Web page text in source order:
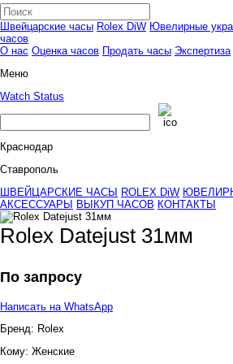
Швейцарские часы Rolex DiW Ювелирные
часов
О нас Оценка часов Продать часы Экспертиза
Меню
Watch Status
Краснодар
Ставрополь
ШВЕЙЦАРСКИЕ ЧАСЫ
ROLEX DiW
АКСЕССУАРЫ
ВЫКУП ЧАСОВ КОНТАКТЫ
Rolex Datejust 31мм
По запросу
Написать на WhatsApp
Бренд: Rolex
Кому: Женские